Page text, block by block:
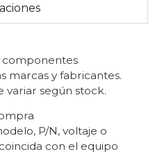
componentes
marcas y fabricantes.
variar según stock.
P/N, voltaje o
con el equipo